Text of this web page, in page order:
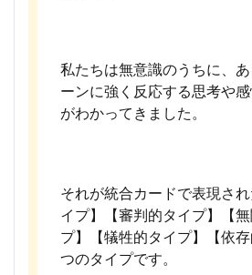
私たちは無意識のうちに、
ーンに強く反応する思考や
がわかってきました。
それが統合カードで表現さ
イプ】【審判的タイプ】【
プ】【犠牲的タイプ】【依
つのタイプです。